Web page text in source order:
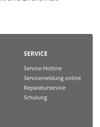
SERVICE
Service-Hotline
Servicemeldung online
Reparaturservice
Schulung